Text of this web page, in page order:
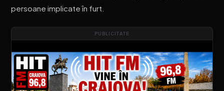
persoane implicate în furt.
PUBLICITATE